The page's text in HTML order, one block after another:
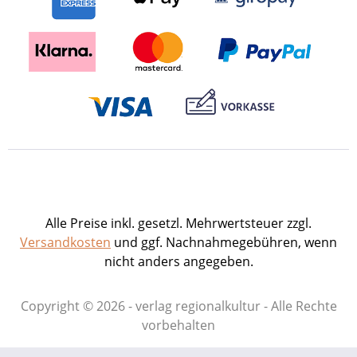
Moderne Editionsphilologie am Beispiel
von Reuchlins Briefwechsel. – Johannes
Reuchlin in Pforzheims Stadtbild des 21.
Reuchlinpreises der Stadt Pforzheim
1955 bis 2005. – Bruderschaften des
Neuzeit als Wurzelgrund der Löblichen
Pforzheim. – Leonhard Kleber. Ein
Meister des Orgelspiels in Pforzheim. –
Neues zum Bogenfeld der Pforzheimer
– Der "Liber Vagatorum". Ein Beitrag
Pforzheims zur Erforschung der
Alle Preise inkl. gesetzl. Mehrwertsteuer zzgl.
Versandkosten und ggf. Nachnahmegebühren, wenn
nicht anders angegeben.
Copyright © 2026 - verlag regionalkultur - Alle Rechte
vorbehalten